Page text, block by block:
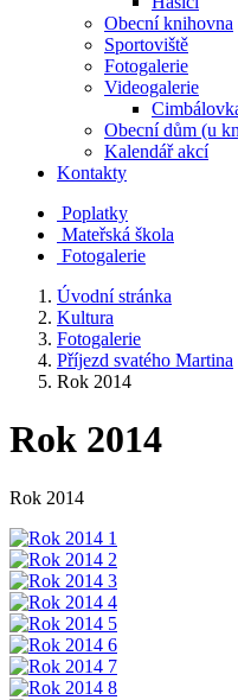
Obecní knihovna
Sportoviště
Fotogalerie
Videogalerie
Obecní dům (u
Kalendář akcí
Kontakty
Poplatky
Mateřská škola
Fotogalerie
Úvodní stránka
Kultura
Fotogalerie
Příjezd svatého Martina
Rok 2014
Rok 2014
Rok 2014